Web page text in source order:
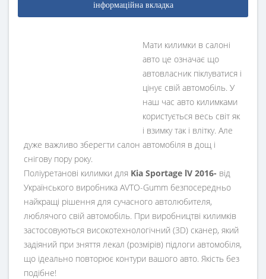
інформаційна вкладка
Мати килимки в салоні
авто це означає що
автовласник піклуватися і
цінує свій автомобіль. У
наш час авто килимками
користується весь світ як
і взимку так і влітку. Але
дуже важливо зберегти салон автомобіля в дощ і
снігову пору року.
Поліуретанові килимки для Kia Sportage lV 2016- від
Українського виробника AVTO-Gumm безпосередньо
найкращі рішення для сучасного автолюбителя,
люблячого свій автомобіль. При виробництві килимків
застосовуються високотехнологічний (3D) сканер, який
задіяний при зняття лекал (розмірів) підлоги автомобіля,
що ідеально повторює контури вашого авто. Якість без
подібне!